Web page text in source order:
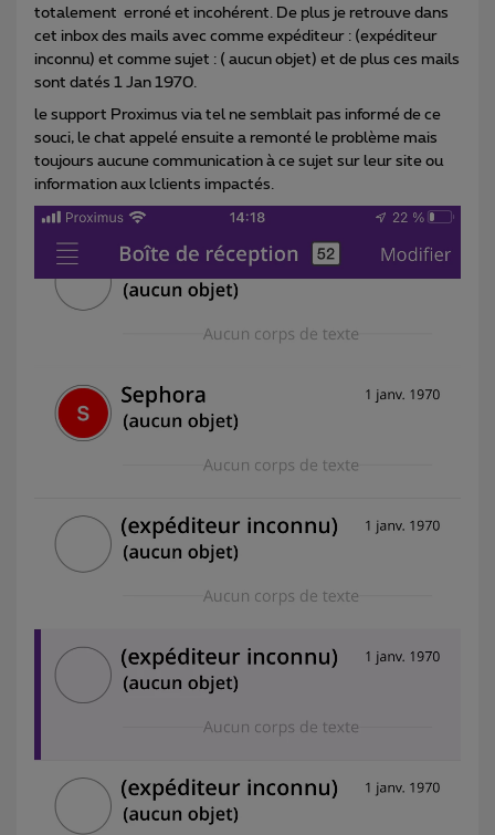
totalement erroné et incohérent. De plus je retrouve dans
cet inbox des mails avec comme expéditeur : (expéditeur
inconnu) et comme sujet : ( aucun objet) et de plus ces mails
sont datés 1 Jan 1970.
le support Proximus via tel ne semblait pas informé de ce
souci, le chat appelé ensuite a remonté le problème mais
toujours aucune communication à ce sujet sur leur site ou
information aux lclients impactés.